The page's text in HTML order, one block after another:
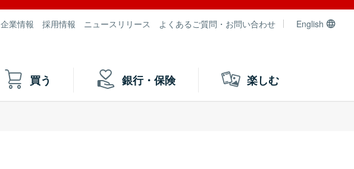
企業情報 採用情報 ニュースリリース よくあるご質問・お問い合わせ English
買う 銀行・保険 楽しむ